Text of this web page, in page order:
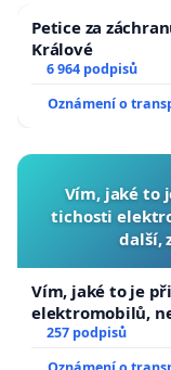
Petice za
Králové
6 964 podpisů
Oznámení o
Vím, jaké to
tichosti
další,
Vím, jaké to je
elektromobilů,
zaveďme
257 podpisů